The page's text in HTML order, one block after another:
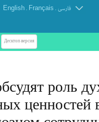
English . Français . فارسی
Десктоп-версия
роль
ценностей